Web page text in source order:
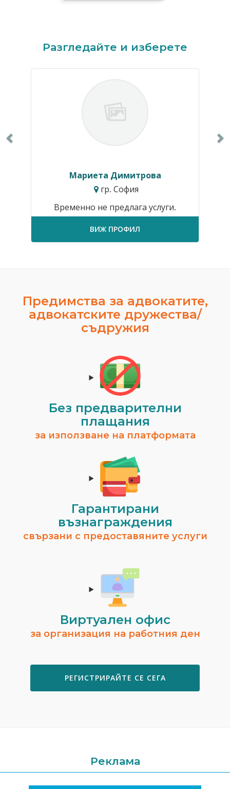
Разгледайте и изберете
Мариета Димитрова
гр. София
Временно не предлага услуги.
ВИЖ ПРОФИЛ
Предимства за адвокатите,
адвокатските дружества/
съдружия
Без предварителни
плащания
за използване на платформата
Гарантирани
възнаграждения
свързани с предоставяните услуги
Виртуален офис
за организация на работния ден
РЕГИСТРИРАЙТЕ СЕ СЕГА
Реклама